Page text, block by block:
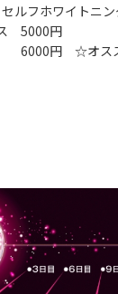
ルフホワイトニン
5000円
6000円 ☆オス